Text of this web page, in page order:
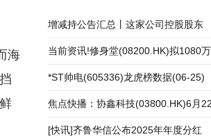
海
增减持公告汇总丨这家公司控股股东
当前资讯!修身堂(08200.HK)拟1080万
*ST帅电(605336)龙虎榜数据(06-25)
焦点快播：协鑫科技(03800.HK)6月22
[快讯]齐鲁华信公布2025年年度分红